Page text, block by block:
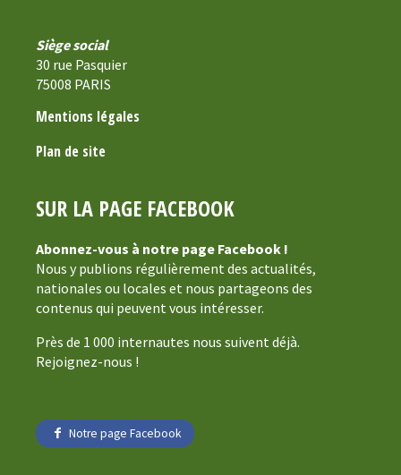
Siège social
30 rue Pasquier
75008 PARIS
Mentions légales
Plan de site
SUR LA PAGE FACEBOOK
Abonnez-vous à notre page Facebook !
Nous y publions régulièrement des actualités,
nationales ou locales et nous partageons des
contenus qui peuvent vous intéresser.
Près de 1 000 internautes nous suivent déjà.
Rejoignez-nous !
Notre page Facebook